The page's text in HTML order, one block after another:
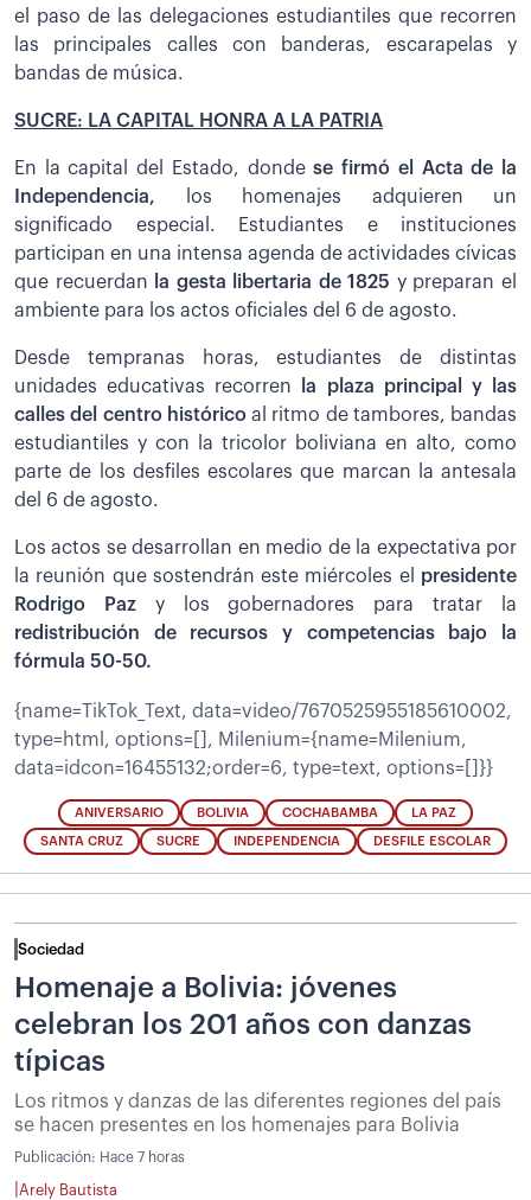
el paso de las delegaciones estudiantiles que recorren
las principales calles con banderas, escarapelas y
bandas de música.
SUCRE: LA CAPITAL HONRA A LA PATRIA
En la capital del Estado, dondese firmó el Acta de la
Independencia, los homenajes adquieren un
significado especial. Estudiantes e instituciones
participan en una intensa agenda de actividades cívicas
que recuerdan
la gesta libertaria de 1825 y preparan el
ambiente para los actos oficiales del 6 de agosto.
Desde tempranas horas, estudiantes de distintas
unidades educativas recorren la plaza principal y las
calles del centro históricoal ritmo de tambores, bandas
estudiantiles y con la tricolor boliviana en alto, como
parte de los desfiles escolares que marcan la antesala
del 6 de agosto.
Los actos se desarrollan en medio de la expectativa por
la reunión que sostendrán este miércoles el presidente
Rodrigo Pazy los gobernadores para tratar la
redistribución de recursos y competencias bajo la
fórmula 50-50.
{name=TikTok_Text, data=video/7670525955185610002,
type=html, options=[], Milenium={name=Milenium,
data=idcon=16455132;order=6, type=text, options=[]}}
ANIVERSARIO BOLIVIA COCHABAMBA LA PAZ
SANTA CRUZ SUCRE INDEPENDENCIA DESFILE ESCOLAR
Sociedad
Homenaje a Bolivia: jóvenes
celebran los 201 años con danzas
típicas
Los ritmos y danzas de las diferentes regiones del país
se hacen presentes en los homenajes para Bolivia
Publicación: Hace 7 horas
Arely Bautista